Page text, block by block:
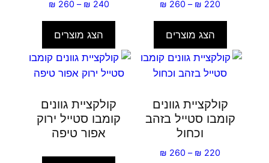
₪ 220
–
₪ 260
טווח
⁦₪ 260⁩
הצג מוצרים
₪ 240
–
₪ 260
⁦₪ 260⁩
הצג מוצרים
קולקציית גוונים
קומבו סטייל בזהב
וכחול
₪ 220
–
₪ 260
טווח
קולקציית גוונים
קומבו סטייל ירוק
אפור טיפה